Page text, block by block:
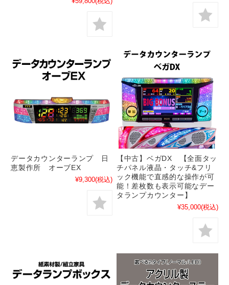
データカウンターランプ 日
恵製作所 オーブEX
¥9,300(税込)
【中古】ベガDX 【全面タッ
チパネル液晶・タッチ&フリ
ック機能で直感的な操作が可
能！差枚数も表示可能なデー
タランプカウンター】
¥35,000(税込)